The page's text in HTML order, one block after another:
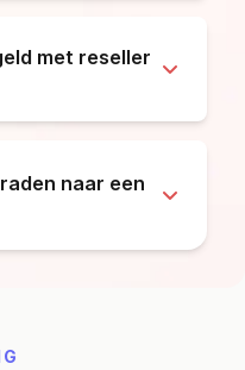
met reseller
naar een